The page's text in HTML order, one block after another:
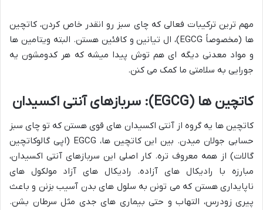
مهم ترین ترکیبات فعالی که چای سبز رو انقدر خاص کردن، کاتچین
ها (مخصوصاً EGCG)، ال تیانین و کافئین هستن. البته ویتامین ها
و مواد معدنی دیگه ای هم توش پیدا میشه که هر کدومشون یه
جورایی به سلامتی ما کمک می کنن.
کاتچین ها (EGCG): سربازهای آنتی اکسیدان
کاتچین ها یه گروه از آنتی اکسیدان های قوی هستن که تو چای سبز
حسابی جولان میدن. بین این کاتچین ها، EGCG (اپی گالوکاتچین
گالات) از همه معروف تره. کار اصلی این سربازهای آنتی اکسیدان،
مبارزه با رادیکال های آزاده. رادیکال های آزاد مولکول های
ناپایداری هستن که می تونن به سلول های بدن آسیب بزنن و باعث
پیری زودرس، التهاب و حتی بیماری های جدی مثل سرطان بشن.